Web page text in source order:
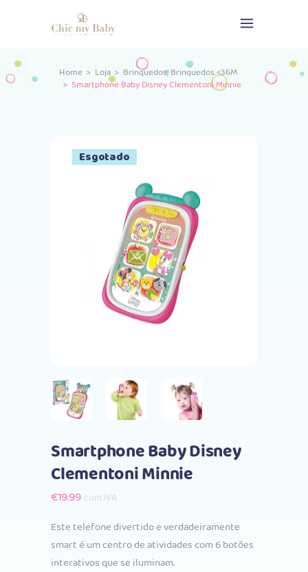
Home > Loja> Brinquedos,Brinquedos <36M
> Smartphone Baby Disney Clementoni Minnie
Esgotado
Smartphone Baby Disney
Clementoni Minnie
€19.99 com IVA
Este telefone divertido e verdadeiramente
smart é um centro de atividades com 6 botões
interativos que se iluminam.